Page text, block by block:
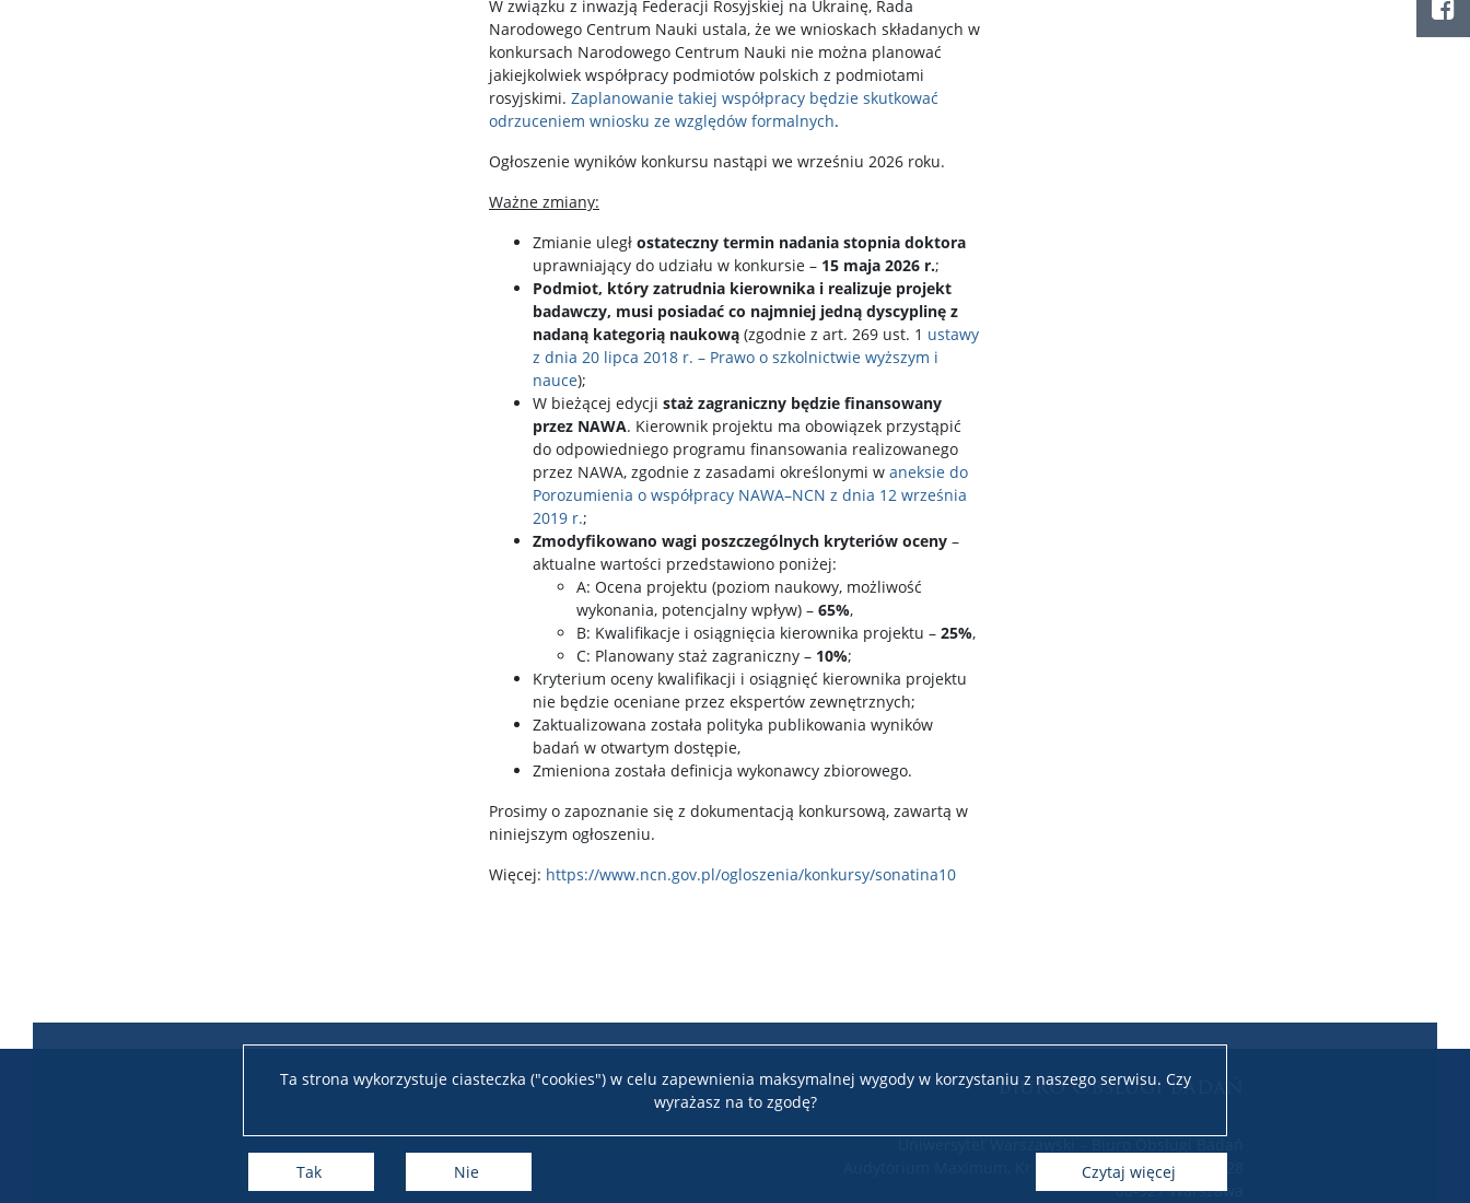
Ta strona wykorzystuje ciasteczka ("cookies") w celu zapewnienia maksymalnej wygody w korzystaniu z naszego serwisu. Czy
wyrażasz na to zgodę?
Tak Nie czytaj więcej
W związku z inwazją Federacji Rosyjskiej na Ukrainę, Rada
Narodowego Centrum Nauki ustala, że we wnioskach składanych w
konkursach Narodowego Centrum Nauki nie można planować
jakiejkolwiek współpracy podmiotów polskich z podmiotami
rosyjskimi. Zaplanowanie takiej współpracy będzie skutkować
odrzuceniem wniosku ze względów formalnych.
Ogłoszenie wyników konkursu nastąpi we wrześniu 2026 roku.
Ważne zmiany:
Zmianie uległ ostateczny termin nadania stopnia doktora
uprawniający do udziału w konkursie – 15 maja 2026 r.;
Podmiot, który zatrudnia kierownika i realizuje projekt
badawczy, musi posiadać co najmniej jedną dyscyplinę z
nadaną kategorią naukową (zgodnie z art. 269 ust. 1 ustawy
z dnia 20 lipca 2018 r. – Prawo o szkolnictwie wyższym i
nauce);
W bieżącej edycji staż zagraniczny będzie finansowany
przez NAWA. Kierownik projektu ma obowiązek przystąpić
do odpowiedniego programu finansowania realizowanego
przez NAWA, zgodnie z zasadami określonymi w aneksie do
Porozumienia o współpracy NAWA–NCN z dnia 12 września
2019 r.;
Zmodyfikowano wagi poszczególnych kryteriów oceny –
aktualne wartości przedstawiono poniżej:
A: Ocena projektu (poziom naukowy, możliwość
wykonania, potencjalny wpływ) – 65%,
B: Kwalifikacje i osiągnięcia kierownika projektu – 25%,
C: Planowany staż zagraniczny – 10%;
Kryterium oceny kwalifikacji i osiągnięć kierownika projektu
nie będzie oceniane przez ekspertów zewnętrznych;
Zaktualizowana została polityka publikowania wyników
badań w otwartym dostępie,
Zmieniona została definicja wykonawcy zbiorowego.
Prosimy o zapoznanie się z dokumentacją konkursową, zawartą w
niniejszym ogłoszeniu.
Więcej: https://www.ncn.gov.pl/ogloszenia/konkursy/sonatina10
Biuro Obsługi Badań
Audytorium Maximum, Krakowskie Przedmieście 26/28
00-927 Warszawa